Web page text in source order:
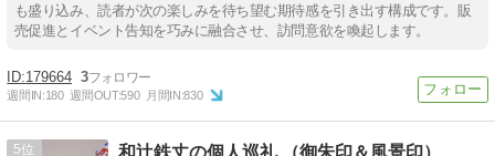
も盛り込み、読者が次の楽しみを待ち望む期待感を引き出す構成です。販
売促進とイベント告知を巧みに融合させ、訪問意欲を喚起します。
179664 3
週間IN:180 週間OUT:590 月間IN:830
5